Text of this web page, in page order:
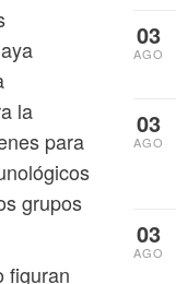
la
para
grupos
figuran
03
AGO
03
AGO
03
AGO